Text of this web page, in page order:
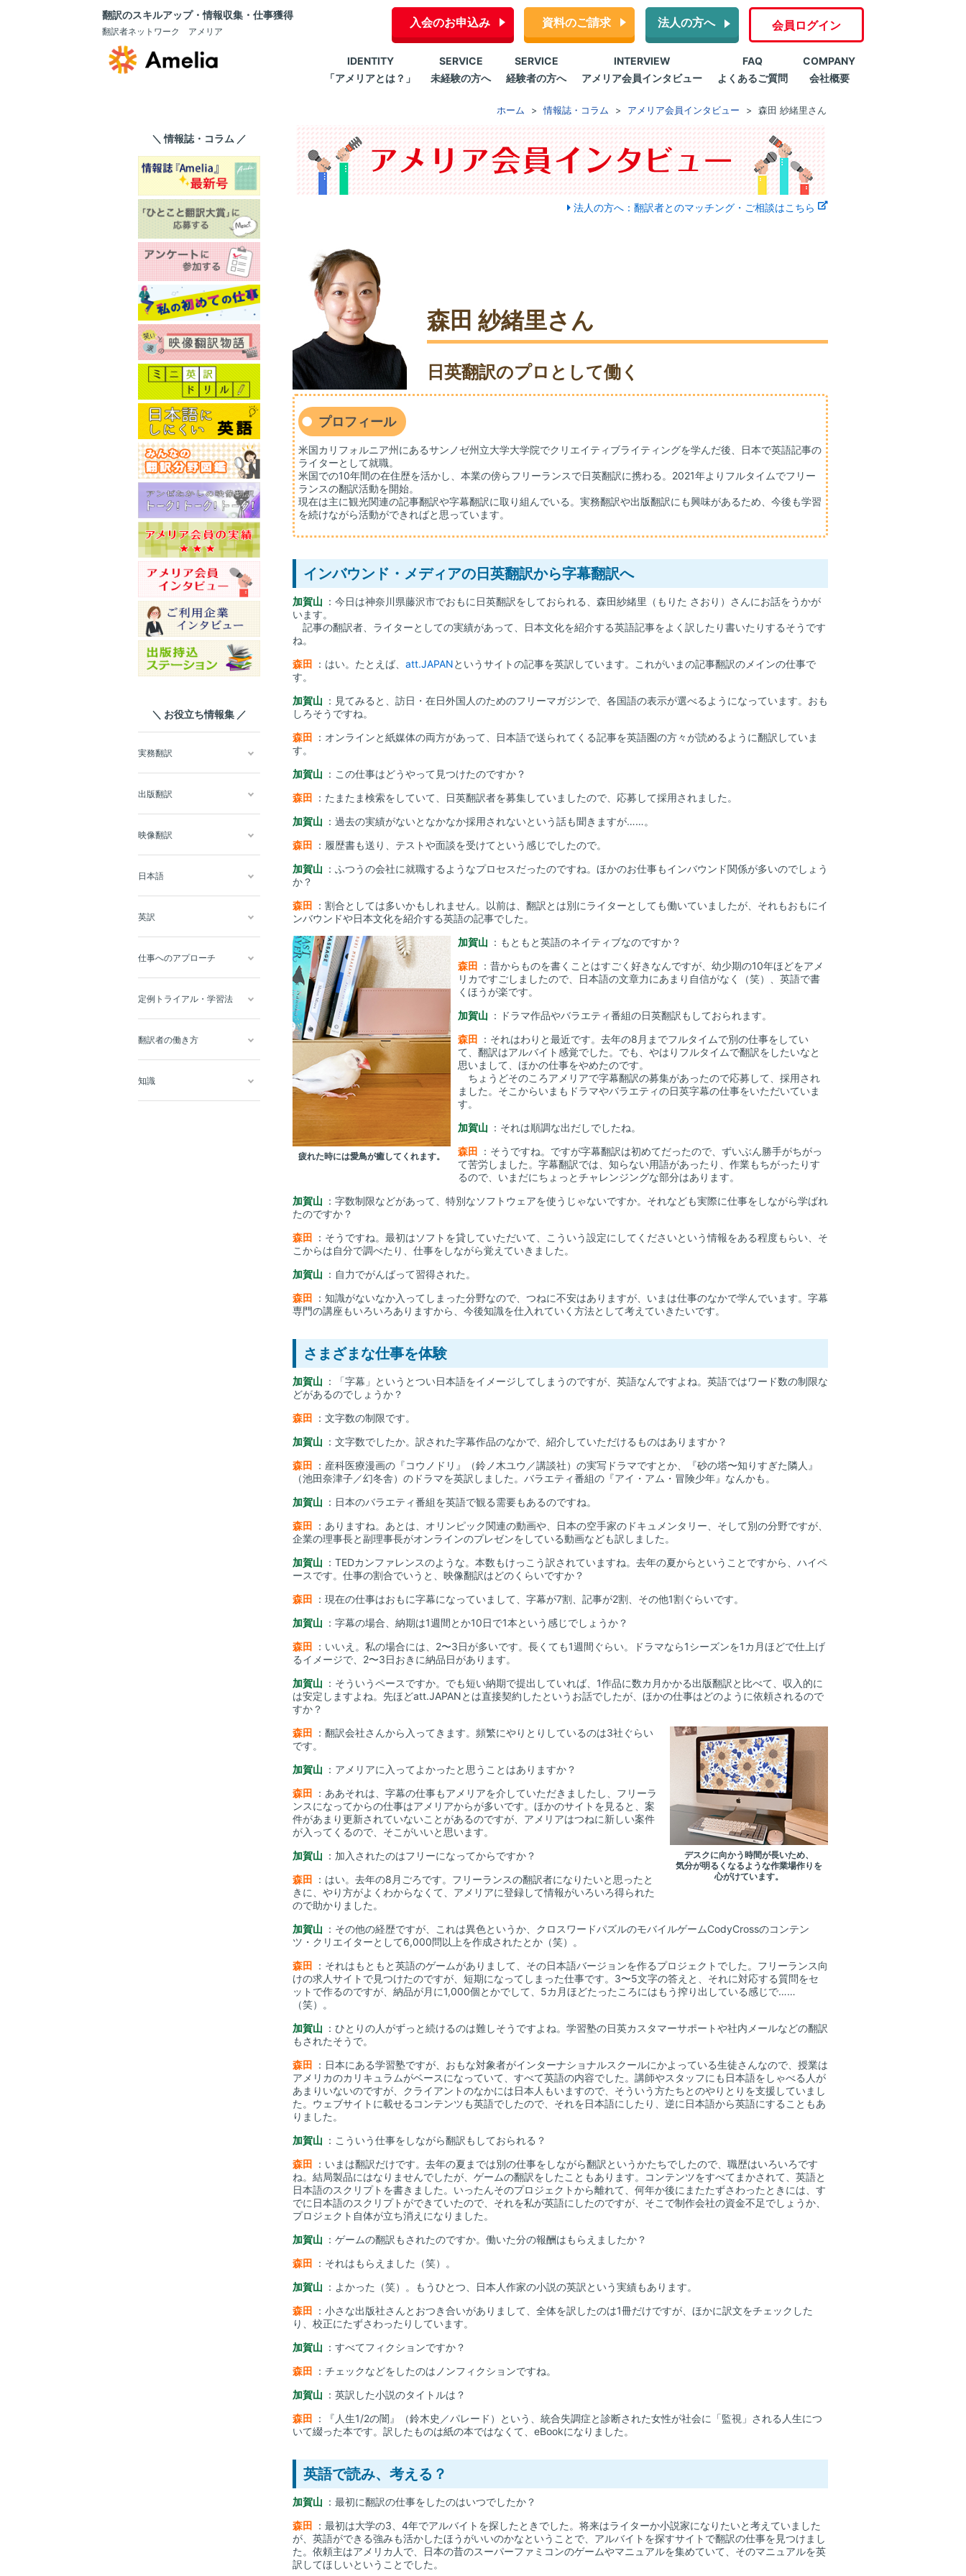
翻訳のスキルアップ・情報収集・仕事獲得
翻訳者ネットワーク アメリア
入会のお申込み 資料のご請求 法人の方へ 会員ログイン
IDENTITY
「アメリアとは？」
SERVICE
未経験の方へ
SERVICE
経験者の方へ
INTERVIEW
アメリア会員インタビュー
FAQ
よくあるご質問
COMPANY
会社概要
ホーム 情報誌・コラム アメリア会員インタビュー 森田 紗緒里さん
法人の方へ：翻訳者とのマッチング・ご相談はこちら
森田 紗緒里さん
日英翻訳のプロとして働く
プロフィール
米国カリフォルニア州にあるサンノゼ州立大学大学院でクリエイティブライティングを学んだ後、日本で英語記事の
ライターとして就職。
米国での10年間の在住歴を活かし、本業の傍らフリーランスで日英翻訳に携わる。2021年よりフルタイムでフリー
ランスの翻訳活動を開始。
現在は主に観光関連の記事翻訳や字幕翻訳に取り組んでいる。実務翻訳や出版翻訳にも興味があるため、今後も学習
を続けながら活動ができればと思っています。
インバウンド・メディアの日英翻訳から字幕翻訳へ
加賀山 ：今日は神奈川県藤沢市でおもに日英翻訳をしておられる、森田紗緒里（もりた さおり）さんにお話をうかが
います。
記事の翻訳者、ライターとしての実績があって、日本文化を紹介する英語記事をよく訳したり書いたりするそうです
ね。
森田 ：はい。たとえば、 att.JAPANというサイトの記事を英訳しています。これがいまの記事翻訳のメインの仕事で
す。
加賀山 ：見てみると、訪日・在日外国人のためのフリーマガジンで、各国語の表示が選べるようになっています。おも
しろそうですね。
森田 ：オンラインと紙媒体の両方があって、日本語で送られてくる記事を英語圏の方々が読めるように翻訳していま
す。
加賀山 ：この仕事はどうやって見つけたのですか？
森田 ：たまたま検索をしていて、日英翻訳者を募集していましたので、応募して採用されました。
加賀山 ：過去の実績がないとなかなか採用されないという話も聞きますが……。
森田 ：履歴書も送り、テストや面談を受けてという感じでしたので。
加賀山 ：ふつうの会社に就職するようなプロセスだったのですね。ほかのお仕事もインバウンド関係が多いのでしょう
か？
森田 ：割合としては多いかもしれません。以前は、翻訳とは別にライターとしても働いていましたが、それもおもにイ
ンバウンドや日本文化を紹介する英語の記事でした。
疲れた時には愛鳥が癒してくれます。
加賀山 ：もともと英語のネイティブなのですか？
森田 ：昔からものを書くことはすごく好きなんですが、幼少期の10年ほどをアメ
リカですごしましたので、日本語の文章力にあまり自信がなく（笑）、英語で書
くほうが楽です。
加賀山 ：ドラマ作品やバラエティ番組の日英翻訳もしておられます。
森田 ：それはわりと最近です。去年の8月までフルタイムで別の仕事をしてい
て、翻訳はアルバイト感覚でした。でも、やはりフルタイムで翻訳をしたいなと
思いまして、ほかの仕事をやめたのです。
ちょうどそのころアメリアで字幕翻訳の募集があったので応募して、採用され
ました。そこからいまもドラマやバラエティの日英字幕の仕事をいただいていま
す。
加賀山 ：それは順調な出だしでしたね。
森田 ：そうですね。ですが字幕翻訳は初めてだったので、ずいぶん勝手がちがっ
て苦労しました。字幕翻訳では、知らない用語があったり、作業もちがったりす
るので、いまだにちょっとチャレンジングな部分はあります。
加賀山 ：字数制限などがあって、特別なソフトウェアを使うじゃないですか。それなども実際に仕事をしながら学ばれ
たのですか？
森田 ：そうですね。最初はソフトを貸していただいて、こういう設定にしてくださいという情報をある程度もらい、そ
こからは自分で調べたり、仕事をしながら覚えていきました。
加賀山 ：自力でがんばって習得された。
森田 ：知識がないなか入ってしまった分野なので、つねに不安はありますが、いまは仕事のなかで学んでいます。字幕
専門の講座もいろいろありますから、今後知識を仕入れていく方法として考えていきたいです。
さまざまな仕事を体験
加賀山 ：「字幕」というとつい日本語をイメージしてしまうのですが、英語なんですよね。英語ではワード数の制限な
どがあるのでしょうか？
森田 ：文字数の制限です。
加賀山 ：文字数でしたか。訳された字幕作品のなかで、紹介していただけるものはありますか？
森田 ：産科医療漫画の『コウノドリ』（鈴ノ木ユウ／講談社）の実写ドラマですとか、『砂の塔〜知りすぎた隣人』
（池田奈津子／幻冬舎）のドラマを英訳しました。バラエティ番組の『アイ・アム・冒険少年』なんかも。
加賀山 ：日本のバラエティ番組を英語で観る需要もあるのですね。
森田 ：ありますね。あとは、オリンピック関連の動画や、日本の空手家のドキュメンタリー、そして別の分野ですが、
企業の理事長と副理事長がオンラインのプレゼンをしている動画なども訳しました。
加賀山 ：TEDカンファレンスのような。本数もけっこう訳されていますね。去年の夏からということですから、ハイペ
ースです。仕事の割合でいうと、映像翻訳はどのくらいですか？
森田 ：現在の仕事はおもに字幕になっていまして、字幕が7割、記事が2割、その他1割ぐらいです。
加賀山 ：字幕の場合、納期は1週間とか10日で1本という感じでしょうか？
森田 ：いいえ。私の場合には、2〜3日が多いです。長くても1週間ぐらい。ドラマなら1シーズンを1カ月ほどで仕上げ
るイメージで、2〜3日おきに納品日があります。
加賀山 ：そういうペースですか。でも短い納期で提出していれば、1作品に数カ月かかる出版翻訳と比べて、収入的に
は安定しますよね。先ほどatt.JAPANとは直接契約したというお話でしたが、ほかの仕事はどのように依頼されるので
すか？
デスクに向かう時間が長いため、
気分が明るくなるような作業場作りを
心がけています。
森田 ：翻訳会社さんから入ってきます。頻繁にやりとりしているのは3社ぐらい
です。
加賀山 ：アメリアに入ってよかったと思うことはありますか？
森田 ：ああそれは、字幕の仕事もアメリアを介していただきましたし、フリーラ
ンスになってからの仕事はアメリアからが多いです。ほかのサイトを見ると、案
件があまり更新されていないことがあるのですが、アメリアはつねに新しい案件
が入ってくるので、そこがいいと思います。
加賀山 ：加入されたのはフリーになってからですか？
森田 ：はい。去年の8月ごろです。フリーランスの翻訳者になりたいと思ったと
きに、やり方がよくわからなくて、アメリアに登録して情報がいろいろ得られた
ので助かりました。
加賀山 ：その他の経歴ですが、これは異色というか、クロスワードパズルのモバイルゲームCodyCrossのコンテン
ツ・クリエイターとして6,000問以上を作成されたとか（笑）。
森田 ：それはもともと英語のゲームがありまして、その日本語バージョンを作るプロジェクトでした。フリーランス向
けの求人サイトで見つけたのですが、短期になってしまった仕事です。3〜5文字の答えと、それに対応する質問をセ
ットで作るのですが、納品が月に1,000個とかでして、5カ月ほどたったころにはもう搾り出している感じで……
（笑）。
加賀山 ：ひとりの人がずっと続けるのは難しそうですよね。学習塾の日英カスタマーサポートや社内メールなどの翻訳
もされたそうで。
森田 ：日本にある学習塾ですが、おもな対象者がインターナショナルスクールにかよっている生徒さんなので、授業は
アメリカのカリキュラムがベースになっていて、すべて英語の内容でした。講師やスタッフにも日本語をしゃべる人が
あまりいないのですが、クライアントのなかには日本人もいますので、そういう方たちとのやりとりを支援していまし
た。ウェブサイトに載せるコンテンツも英語でしたので、それを日本語にしたり、逆に日本語から英語にすることもあ
りました。
加賀山 ：こういう仕事をしながら翻訳もしておられる？
森田 ：いまは翻訳だけです。去年の夏までは別の仕事をしながら翻訳というかたちでしたので、職歴はいろいろです
ね。結局製品にはなりませんでしたが、ゲームの翻訳をしたこともあります。コンテンツをすべてまかされて、英語と
日本語のスクリプトを書きました。いったんそのプロジェクトから離れて、何年か後にまたたずさわったときには、す
でに日本語のスクリプトができていたので、それを私が英語にしたのですが、そこで制作会社の資金不足でしょうか、
プロジェクト自体が立ち消えになりました。
加賀山 ：ゲームの翻訳もされたのですか。働いた分の報酬はもらえましたか？
森田 ：それはもらえました（笑）。
加賀山 ：よかった（笑）。もうひとつ、日本人作家の小説の英訳という実績もあります。
森田 ：小さな出版社さんとおつき合いがありまして、全体を訳したのは1冊だけですが、ほかに訳文をチェックした
り、校正にたずさわったりしています。
加賀山 ：すべてフィクションですか？
森田 ：チェックなどをしたのはノンフィクションですね。
加賀山 ：英訳した小説のタイトルは？
森田 ：『人生1/2の闇』（鈴木史／パレード）という、統合失調症と診断された女性が社会に「監視」される人生につ
いて綴った本です。訳したものは紙の本ではなくて、eBookになりました。
英語で読み、考える？
加賀山 ：最初に翻訳の仕事をしたのはいつでしたか？
森田 ：最初は大学の3、4年でアルバイトを探したときでした。将来はライターか小説家になりたいと考えていました
が、英語ができる強みも活かしたほうがいいのかなということで、アルバイトを探すサイトで翻訳の仕事を見つけまし
た。依頼主はアメリカ人で、日本の昔のスーパーファミコンのゲームやマニュアルを集めていて、そのマニュアルを英
訳してほしいということでした。
＼ 情報誌・コラム ／
＼ お役立ち情報集 ／
実務翻訳
出版翻訳
映像翻訳
日本語
英訳
仕事へのアプローチ
定例トライアル・学習法
翻訳者の働き方
知識